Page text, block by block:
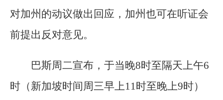
对加州的动议做出回应，加州也可在听证会
前提出反对意见。
巴斯周二宣布，于当晚8时至隔天上午6
时（新加坡时间周三早上11时至晚上9时）